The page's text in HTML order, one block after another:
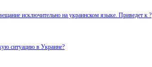
исключительно на украинском языке. Приведет к ?
ситуацию в Украине?